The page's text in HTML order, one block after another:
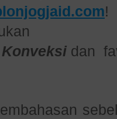
!
Konveksi dan